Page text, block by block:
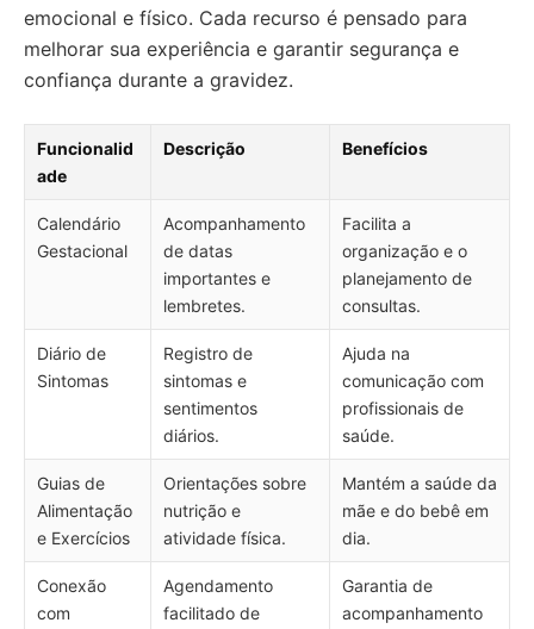
emocional e físico. Cada recurso é pensado para
melhorar sua experiência e garantir segurança e
confiança durante a gravidez.
Funcionalid
ade
Descrição Benefícios
Calendário
Gestacional
Acompanhamento
de datas
importantes e
lembretes.
Facilita a
organização e o
planejamento de
consultas.
Diário de
Sintomas
Registro de
sintomas e
sentimentos
diários.
Ajuda na
comunicação com
profissionais de
saúde.
Guias de
Alimentação
e Exercícios
Orientações sobre
nutrição e
atividade física.
Mantém a saúde da
mãe e do bebê em
dia.
Conexão
com
Agendamento
facilitado de
Garantia de
acompanhamento